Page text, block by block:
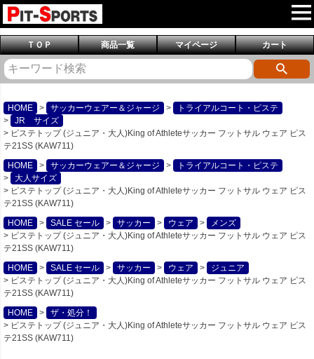
ＴＯＰ 商品一覧 マイページ カート
HOME サッカーウェアー＆ジャージ
トライアルコート・ピステ
JR サイズ
ピステトップ (ジュニア・大人)King of Athleteサッカー フットサル ウェア ピス
テ21SS (KAW711)
HOME
サッカーウェアー＆ジャージ
トライアルコート・ピステ
大人サイズ
ピステトップ (ジュニア・大人)King of Athleteサッカー フットサル ウェア ピス
テ21SS (KAW711)
HOME
SALE セール サッカー ウェア
メンズ
ピステトップ (ジュニア・大人)King of Athleteサッカー フットサル ウェア ピス
テ21SS (KAW711)
HOME
SALE セール サッカー ウェア
ジュニア
ピステトップ (ジュニア・大人)King of Athleteサッカー フットサル ウェア ピス
テ21SS (KAW711)
HOME
ザ・処分！
ピステトップ (ジュニア・大人)King of Athleteサッカー フットサル ウェア ピス
テ21SS (KAW711)